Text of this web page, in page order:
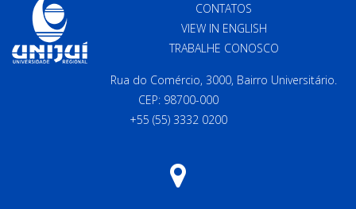
CONTATOS
VIEW IN ENGLISH
TRABALHE CONOSCO
Rua do Comércio, 3000, Bairro Universitário.
CEP: 98700-000
+55 (55) 3332 0200